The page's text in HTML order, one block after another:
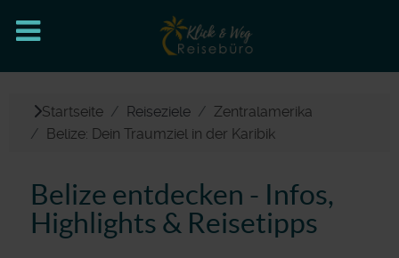
Startseite Reiseziele
Zentralamerika
Belize: Dein Traumziel in der Karibik
Belize entdecken - Infos,
Highlights & Reisetipps